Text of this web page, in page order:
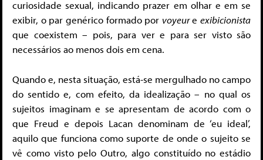
curiosidade sexual, indicando prazer em olhar e em se
exibir, o par genérico formado por voyeure exibicionista
que coexistem – pois, para ver e para ser visto são
necessários ao menos dois em cena.
Quando e, nesta situação, está-se mergulhado no campo
do sentido e, com efeito, da idealização – no qual os
sujeitos imaginam e se apresentam de acordo com o
que Freud e depois Lacan denominam de ‘eu ideal’,
aquilo que funciona como suporte de onde o sujeito se
vê como visto pelo Outro, algo constituído no estádio